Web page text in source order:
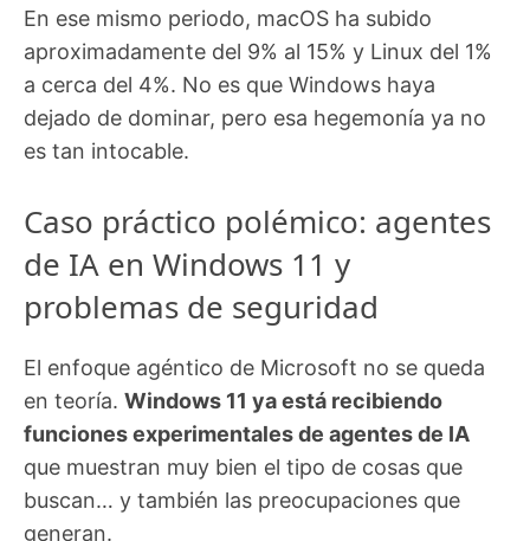
En ese mismo periodo, macOS ha subido
aproximadamente del 9% al 15% y Linux del 1%
a cerca del 4%. No es que Windows haya
dejado de dominar, pero esa hegemonía ya no
es tan intocable.
Caso práctico polémico: agentes
de IA en Windows 11 y
problemas de seguridad
El enfoque agéntico de Microsoft no se queda
en teoría. Windows 11 ya está recibiendo
funciones experimentales de agentes de IA
que muestran muy bien el tipo de cosas que
buscan… y también las preocupaciones que
generan.